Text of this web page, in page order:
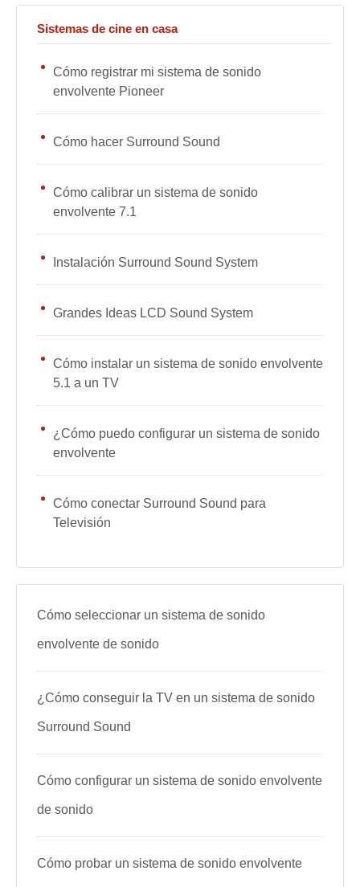
Sistemas de cine en casa
Cómo registrar mi sistema de sonido
envolvente Pioneer
Cómo hacer Surround Sound
Cómo calibrar un sistema de sonido
envolvente 7.1
Instalación Surround Sound System
Grandes Ideas LCD Sound System
Cómo instalar un sistema de sonido envolvente
5.1 a un TV
¿Cómo puedo configurar un sistema de sonido
envolvente
Cómo conectar Surround Sound para
Televisión
Cómo seleccionar un sistema de sonido
envolvente de sonido
¿Cómo conseguir la TV en un sistema de sonido
Surround Sound
Cómo configurar un sistema de sonido envolvente
de sonido
Cómo probar un sistema de sonido envolvente